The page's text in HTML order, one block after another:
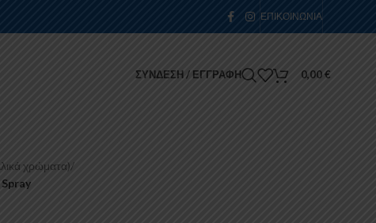
ΕΠΙΚΟΙΝΩΝΊΑ
ΣΎΝΔΕΣΗ / ΕΓΓΡΑΦΉ 0,00€
χρώματα)/